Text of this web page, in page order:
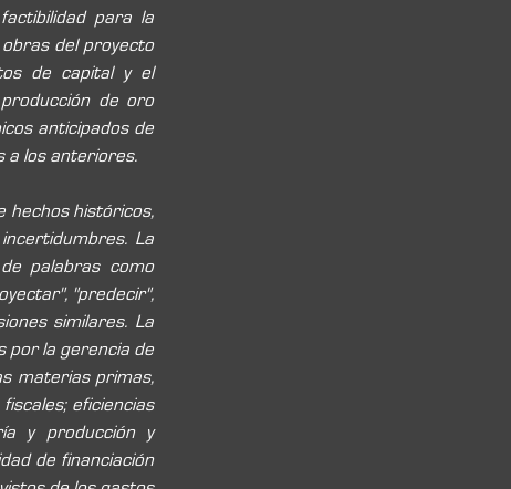
para la
obras del proyecto
de capital y el
de oro
anticipados de
a los anteriores.
hechos históricos,
La
palabras como
"predecir",
similares. La
por la gerencia de
materias primas,
eficiencias
y producción y
de financiación